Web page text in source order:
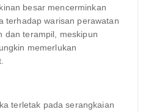
besar mencerminkan
terhadap warisan perawatan
dan terampil, meskipun
memerlukan
terletak pada serangkaian